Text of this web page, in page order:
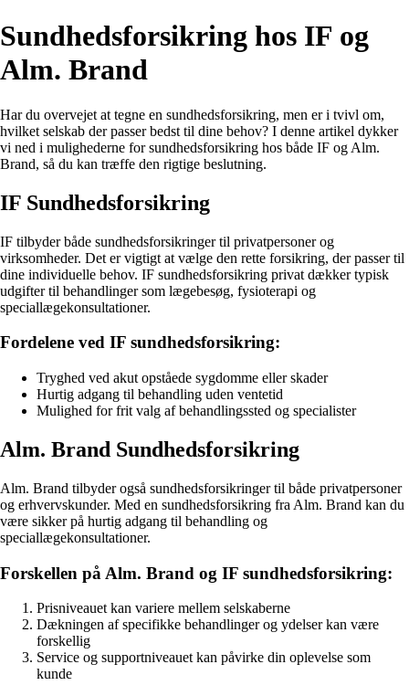
Sundhedsforsikring hos IF og
Alm. Brand
Har du overvejet at tegne en sundhedsforsikring, men er i tvivl om,
hvilket selskab der passer bedst til dine behov? I denne artikel dykker
vi ned i mulighederne for sundhedsforsikring hos både IF og Alm.
Brand, så du kan træffe den rigtige beslutning.
IF Sundhedsforsikring
IF tilbyder både sundhedsforsikringer til privatpersoner og
virksomheder. Det er vigtigt at vælge den rette forsikring, der passer til
dine individuelle behov. IF sundhedsforsikring privat dækker typisk
udgifter til behandlinger som lægebesøg, fysioterapi og
speciallægekonsultationer.
Fordelene ved IF sundhedsforsikring:
Tryghed ved akut opståede sygdomme eller skader
Hurtig adgang til behandling uden ventetid
Mulighed for frit valg af behandlingssted og specialister
Alm. Brand Sundhedsforsikring
Alm. Brand tilbyder også sundhedsforsikringer til både privatpersoner
og erhvervskunder. Med en sundhedsforsikring fra Alm. Brand kan du
være sikker på hurtig adgang til behandling og
speciallægekonsultationer.
Forskellen på Alm. Brand og IF sundhedsforsikring:
Prisniveauet kan variere mellem selskaberne
Dækningen af specifikke behandlinger og ydelser kan være
forskellig
Service og supportniveauet kan påvirke din oplevelse som
kunde